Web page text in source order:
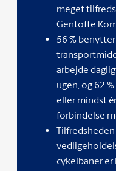
meget
Gentofte
56 %
arbejde
ugen, og 62
eller mindst
forbindelse
cykelbaner er